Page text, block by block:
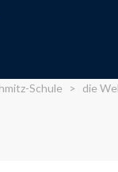
Schule > die